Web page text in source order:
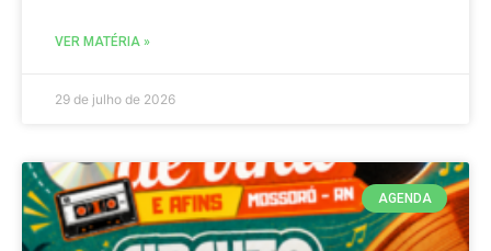
VER MATÉRIA »
29 de julho de 2026
AGENDA